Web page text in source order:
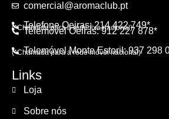
comercial@aromaclub.pt
Telefone Oeiras: 214 422 749*
(*Chamada para a rede fixa nacional)
Telemóvel Oeiras: 912 227 878*
Telemóvel Monte Estoril: 937 298
(*Chamada para a rede móvel nacional)
Links
Loja
Sobre nós